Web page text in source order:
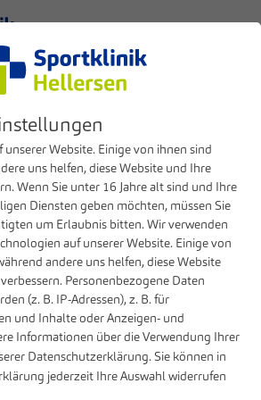
Übersicht Ärzteteam
unserer Website. Einige von ihnen sind
uns helfen, diese Website und Ihre
Wenn Sie unter 16 Jahre alt sind und Ihre
Diensten geben möchten, müssen Sie
um Erlaubnis bitten. Wir verwenden
auf unserer Website. Einige von
andere uns helfen, diese Website
Personenbezogene Daten
(z. B. IP-Adressen), z. B. für
und Inhalte oder Anzeigen- und
Informationen über die Verwendung Ihrer
Datenschutzerklärung. Sie können in
jederzeit Ihre Auswahl widerrufen